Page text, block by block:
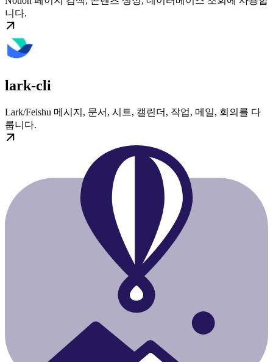
니다.
lark-cli
Lark/Feishu 메시지, 문서, 시트, 캘린더, 작업, 메일, 회의를 다
룹니다.